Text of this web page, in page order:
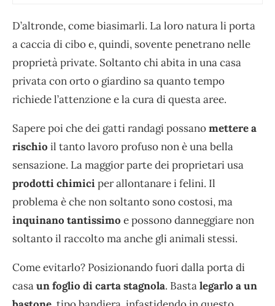
D’altronde, come biasimarli. La loro natura li porta
a caccia di cibo e, quindi, sovente penetrano nelle
proprietà private. Soltanto chi abita in una casa
privata con orto o giardino sa quanto tempo
richiede l’attenzione e la cura di questa aree.
Sapere poi che dei gatti randagi possanomettere a
rischio il tanto lavoro profuso non è una bella
sensazione. La maggior parte dei proprietari usa
prodotti chimiciper allontanare i felini. Il
problema è che non soltanto sono costosi, ma
inquinano tantissimo e possono danneggiare non
soltanto il raccolto ma anche gli animali stessi.
Come evitarlo? Posizionando fuori dalla porta di
casaun foglio di carta stagnola. Bastalegarlo a un